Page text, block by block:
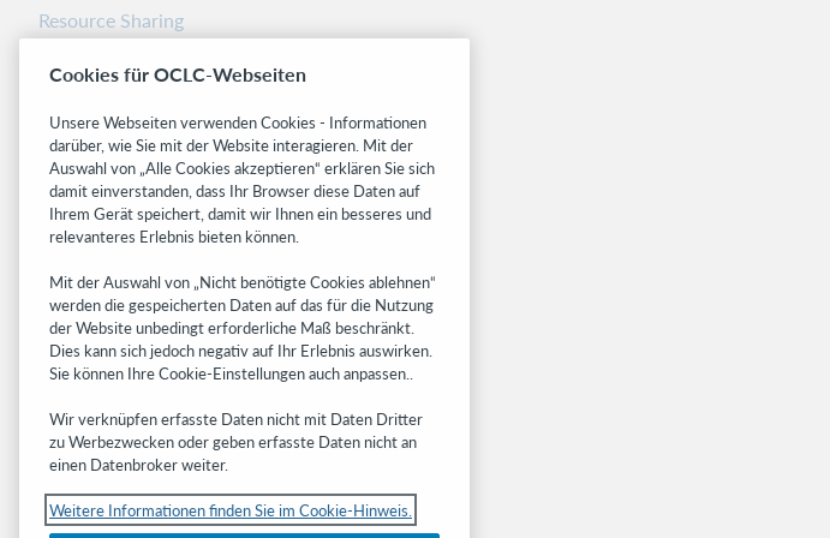
Resource Sharing
Freigabemitteilungen
Related sites
OCLC.org
BibFormats
Research
WebJunction
Developer Network
Get the latest product updates, research,
events, and much more—right to your inbox.
Subscribe now
Cookies für OCLC-Webseiten
Unsere Webseiten verwenden Cookies - Informationen
darüber, wie Sie mit der Website interagieren. Mit der
Auswahl von „Alle Cookies akzeptieren“ erklären Sie sich
damit einverstanden, dass Ihr Browser diese Daten auf
Ihrem Gerät speichert, damit wir Ihnen ein besseres und
relevanteres Erlebnis bieten können.
Mit der Auswahl von „Nicht benötigte Cookies ablehnen“
werden die gespeicherten Daten auf das für die Nutzung
der Website unbedingt erforderliche Maß beschränkt.
Dies kann sich jedoch negativ auf Ihr Erlebnis auswirken.
Sie können Ihre Cookie-Einstellungen auch anpassen..
Wir verknüpfen erfasste Daten nicht mit Daten Dritter
zu Werbezwecken oder geben erfasste Daten nicht an
einen Datenbroker weiter.
Weitere Informationen finden Sie im Cookie-Hinweis.